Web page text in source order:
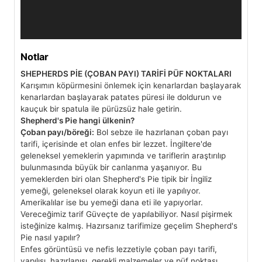
ı
ıNotlar
SHEPHERDS PİE (ÇOBAN PAYI) TARİFİ PÜF NOKTALARI
Karışımın köpürmesini önlemek için kenarlardan başlayarak
kenarlardan başlayarak patates püresi ile doldurun ve
kauçuk bir spatula ile pürüzsüz hale getirin.
Shepherd's Pie hangi ülkenin?
Çoban payı/böreği: Bol sebze ile hazırlanan çoban payı
tarifi, içerisinde et olan enfes bir lezzet. İngiltere'de
geleneksel yemeklerin yapımında ve tariflerin araştırılıp
bulunmasında büyük bir canlanma yaşanıyor. Bu
yemeklerden biri olan Shepherd's Pie tipik bir İngiliz
yemeği, geleneksel olarak koyun eti ile yapılıyor.
Amerikalılar ise bu yemeği dana eti ile yapıyorlar.
Vereceğimiz tarif Güveçte de yapılabiliyor. Nasıl pişirmek
isteğinize kalmış. Hazırsanız tarifimize geçelim Shepherd's
Pie nasıl yapılır?
Enfes görüntüsü ve nefis lezzetiyle çoban payı tarifi,